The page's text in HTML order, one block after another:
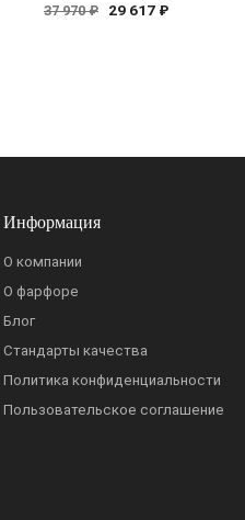
37 970 ₽
29 617 ₽
Информация
О компании
О фарфоре
Блог
Стандарты качества
Политика конфиденциальности
Пользовательское соглашение